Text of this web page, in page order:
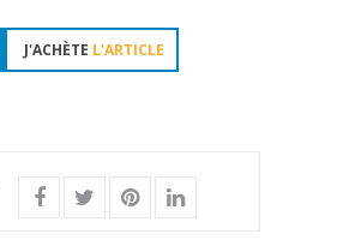
J'ACHÈTE L'ARTICLE